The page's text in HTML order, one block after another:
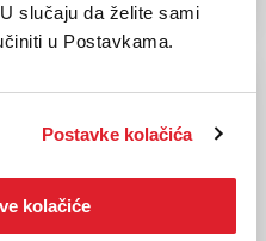
slučaju da želite sami
u Postavkama.
Postavke kolačića
kolačiće